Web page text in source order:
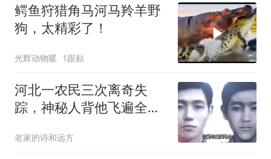
鳄鱼狩猎角马河马羚羊野
狗，太精彩了！
光辉动物暖 1跟贴
河北一农民三次离奇失
踪，神秘人背他飞遍全中
老家的诗和远方